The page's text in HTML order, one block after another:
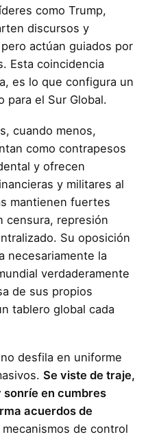
como Trump,
discursos y
actúan guiados por
Esta coincidencia
es lo que configura un
el Sur Global.
cuando menos,
como contrapesos
y ofrecen
y militares al
mantienen fuertes
censura, represión
Su oposición
necesariamente la
verdaderamente
de sus propios
tablero global cada
desfila en uniforme
Se viste de traje,
en cumbres
acuerdos de
de control